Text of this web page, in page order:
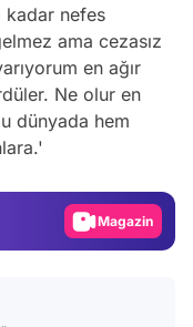
kadar nefes
ama cezasız
en ağır
Ne olur en
dünyada hem
Magazin